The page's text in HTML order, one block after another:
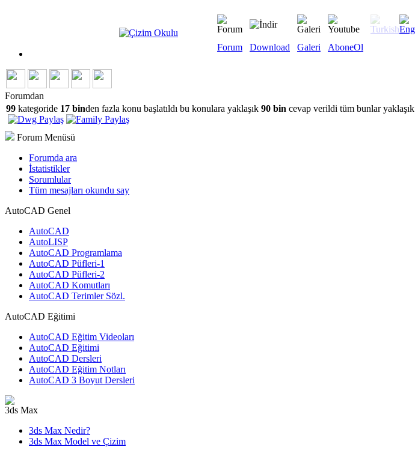
Forum Download Galeri AboneOl
Forumdan
99 kategoride 17 binden fazla konu başlatıldı bu konulara yaklaşık 90 bin cevap verildi tüm bunlar yaklaşık
Forum Menüsü
Forumda ara
İstatistikler
Sorumlular
Tüm mesajları okundu say
AutoCAD Genel
AutoCAD
AutoLISP
AutoCAD Programlama
AutoCAD Püfleri-1
AutoCAD Püfleri-2
AutoCAD Komutları
AutoCAD Terimler Sözl.
AutoCAD Eğitimi
AutoCAD Eğitim Videoları
AutoCAD Eğitimi
AutoCAD Dersleri
AutoCAD Eğitim Notları
AutoCAD 3 Boyut Dersleri
3ds Max
3ds Max Nedir?
3ds Max Model ve Çizim